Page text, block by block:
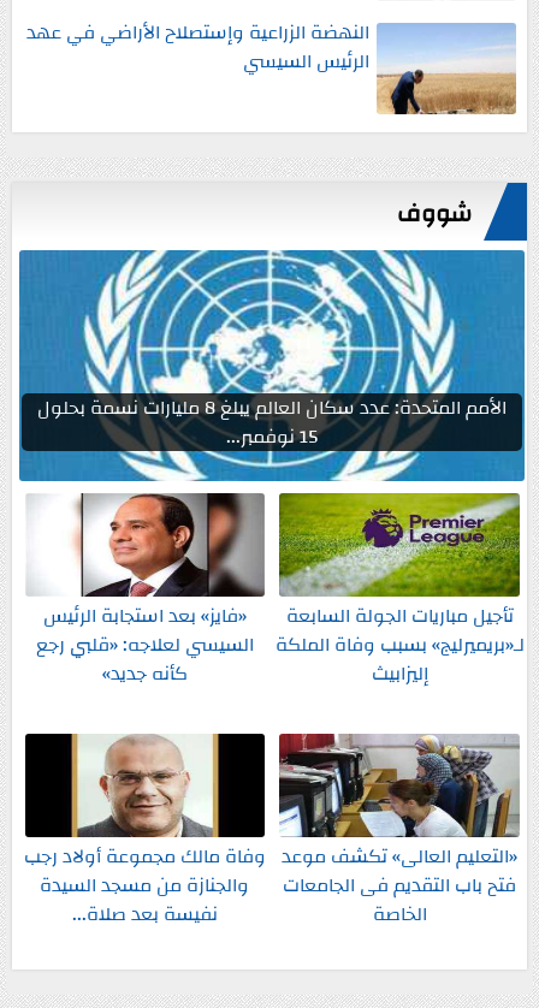
النهضة الزراعية وإستصلاح الأراضي في عهد
الرئيس السيسي
شووف
الأمم المتحدة: عدد سكان العالم يبلغ 8 مليارات نسمة بحلول
15 نوفمبر...
تأجيل مباريات الجولة السابعة
لـ«بريميرليج» بسبب وفاة الملكة
إليزابيث
«فايز» بعد استجابة الرئيس
السيسي لعلاجه: «قلبي رجع
كأنه جديد»
«التعليم العالى» تكشف موعد
فتح باب التقديم فى الجامعات
الخاصة
وفاة مالك مجموعة أولاد رجب
والجنازة من مسجد السيدة
نفيسة بعد صلاة...